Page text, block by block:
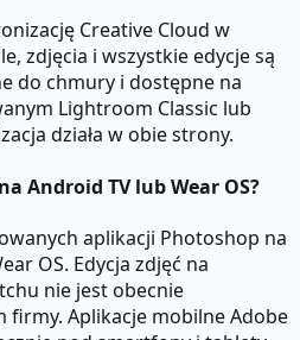
Creative Cloud w
zdjęcia i wszystkie edycje są
do chmury i dostępne na
Lightroom Classic lub
działa w obie strony.
Android TV lub Wear OS?
aplikacji Photoshop na
OS. Edycja zdjęć na
nie jest obecnie
Aplikacje mobilne Adobe